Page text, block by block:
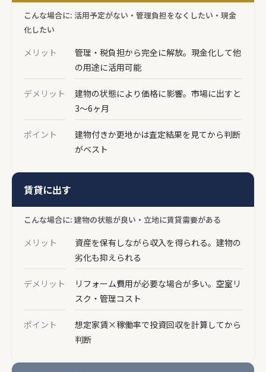
こんな場合に: 活用予定がない・管理負担をなくしたい・現金
化したい
メリット
管理・税負担から完全に解放。現金化して他
の用途に活用可能
デメリット
建物の状態により価格に影響。市場に出すと
3〜6ヶ月
ポイント
建物付きか更地かは査定結果を見てから判断
がベスト
賃貸に出す
こんな場合に: 建物の状態が良い・立地に賃貸需要がある
メリット
資産を保有しながら収入を得られる。建物の
劣化も抑えられる
デメリット
リフォーム費用が必要な場合が多い。空室リ
スク・管理コスト
ポイント
想定家賃×稼働率で投資回収を計算してから
判断